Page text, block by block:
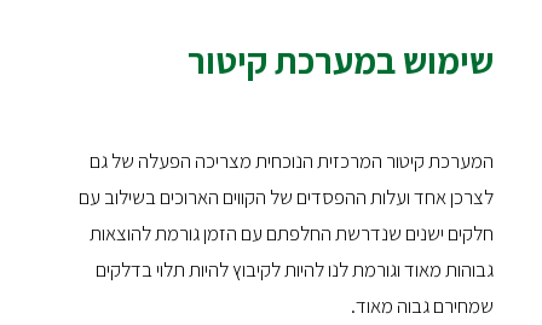
שימוש במערכת קיטור
המערכת קיטור המרכזית הנוכחית מצריכה הפעלה של גם
לצרכן אחד ועלות ההפסדים של הקווים הארוכים בשילוב עם
חלקים ישנים שנדרשת החלפתם עם הזמן גורמת להוצאות
גבוהות מאוד וגורמת לנו להיות לקיבוץ להיות תלוי בדלקים
שמחירם גבוה מאוד.